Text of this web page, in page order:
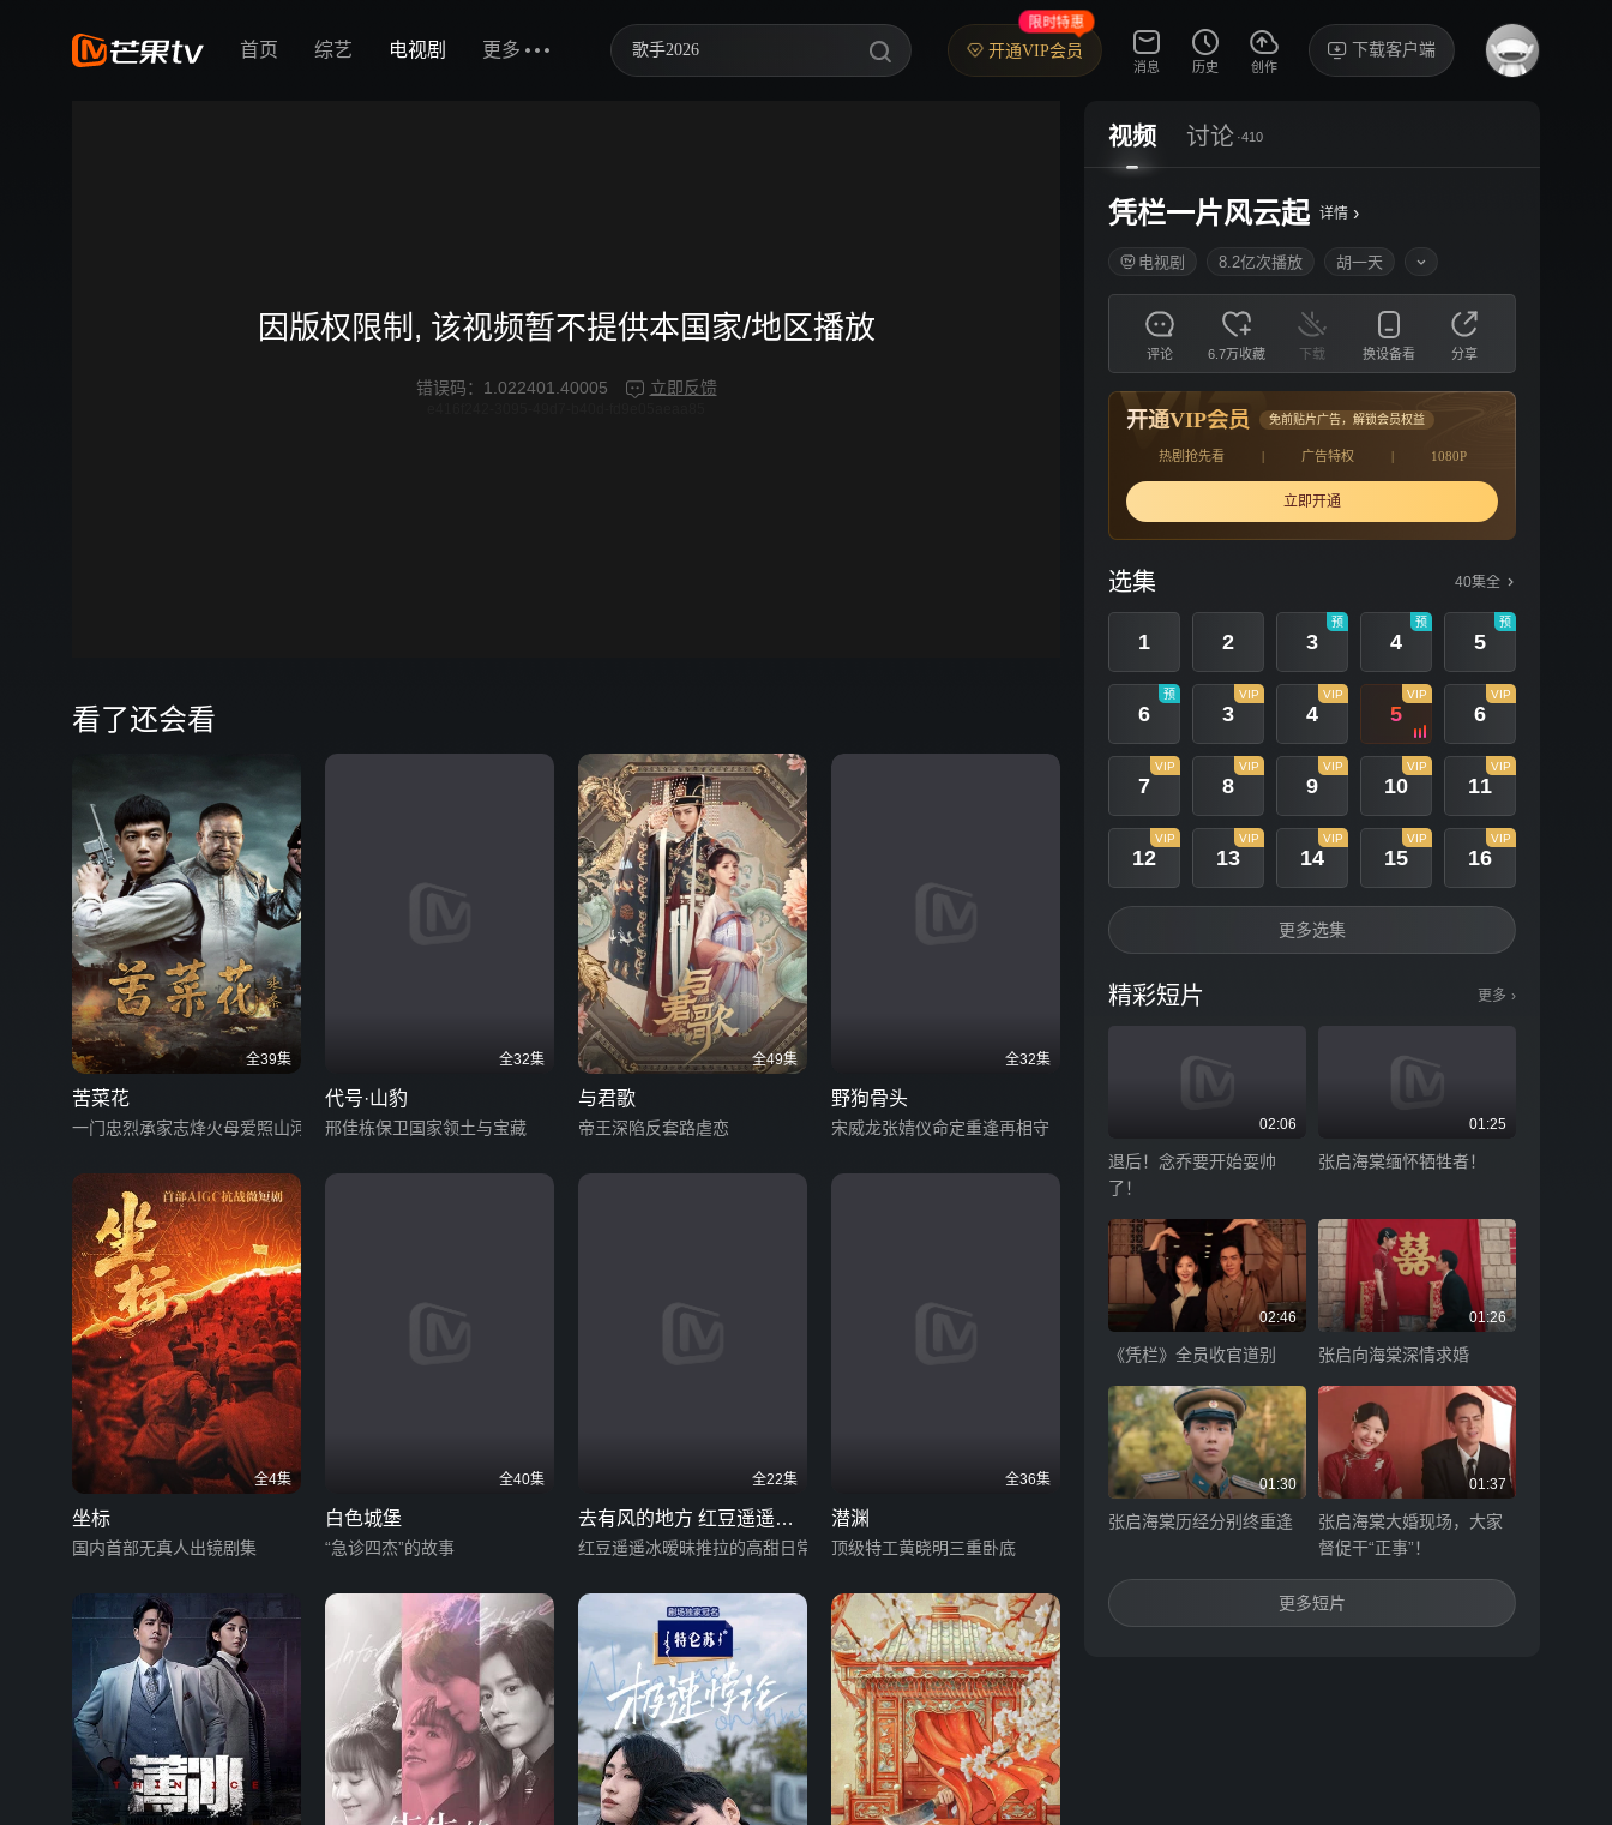
首页 综艺 电视剧 更多 歌手2026
忙忙碌碌寻宝藏2
开通VIP会员
限时特惠
消息 历史 创作
下载客户端
因版权限制, 该视频暂不提供本国家/地区播放
错误码： 1.022401.40005 立即反馈
看了还会看
全39集
苦菜花
一门忠烈承家志烽火母爱照山河
全32集
代号·山豹
邢佳栋保卫国家领土与宝藏
全49集
与君歌
帝王深陷反套路虐恋
全32集
野狗骨头
宋威龙张婧仪命定重逢再相守
全4集
坐标
国内首部无真人出镜剧集
全40集
白色城堡
“急诊四杰”的故事
全22集
去有风的地方 红豆遥遥冰
日常篇
红豆遥遥冰暧昧推拉的高甜日常
全36集
潜渊
顶级特工黄晓明三重卧底
视频 讨论 ·410
凭栏一片风云起 详情 ›
电视剧 8.2亿次播放 胡一天
评论 6.7万收藏 下载 换设备看 分享
开通VIP会员 免前贴片广告，解锁会员权益
热剧抢先看 | 广告特权 | 1080P
立即开通
选集 40集全
1 2 3
预
4
预
5
预
6
预
3
VIP
4
VIP
5
VIP
6
VIP
7
VIP
8
VIP
9
VIP
10
VIP
11
VIP
12
VIP
13
VIP
14
VIP
15
VIP
16
VIP
更多选集
精彩短片 更多 ›
02:06
退后！念乔要开始耍帅
了！
01:25
张启海棠缅怀牺牲者！
02:46
《凭栏》全员收官道别
01:26
张启向海棠深情求婚
01:30
张启海棠历经分别终重逢
01:37
张启海棠大婚现场，大家
督促干“正事”！
更多短片